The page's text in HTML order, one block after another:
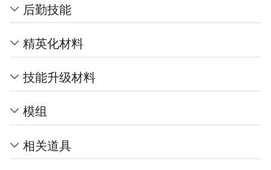
后勤技能
精英化材料
技能升级材料
模组
相关道具